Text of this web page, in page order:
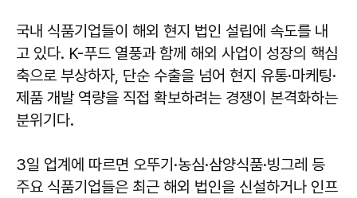
국내 식품기업들이 해외 현지 법인 설립에 속도를 내
고 있다. K-푸드 열풍과 함께 해외 사업이 성장의 핵심
축으로 부상하자, 단순 수출을 넘어 현지 유통·마케팅·
제품 개발 역량을 직접 확보하려는 경쟁이 본격화하는
분위기다.
3일 업계에 따르면 오뚜기·농심·삼양식품·빙그레 등
주요 식품기업들은 최근 해외 법인을 신설하거나 인프